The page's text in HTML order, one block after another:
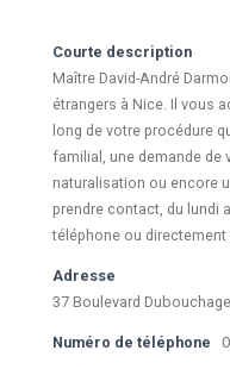
Courte description
Maître David-André
étrangers à Nice. Il vous
long de votre procédure
familial, une demande de
naturalisation ou encore
prendre contact, du lundi
téléphone ou directement
Adresse
37 Boulevard
Numéro de téléphone